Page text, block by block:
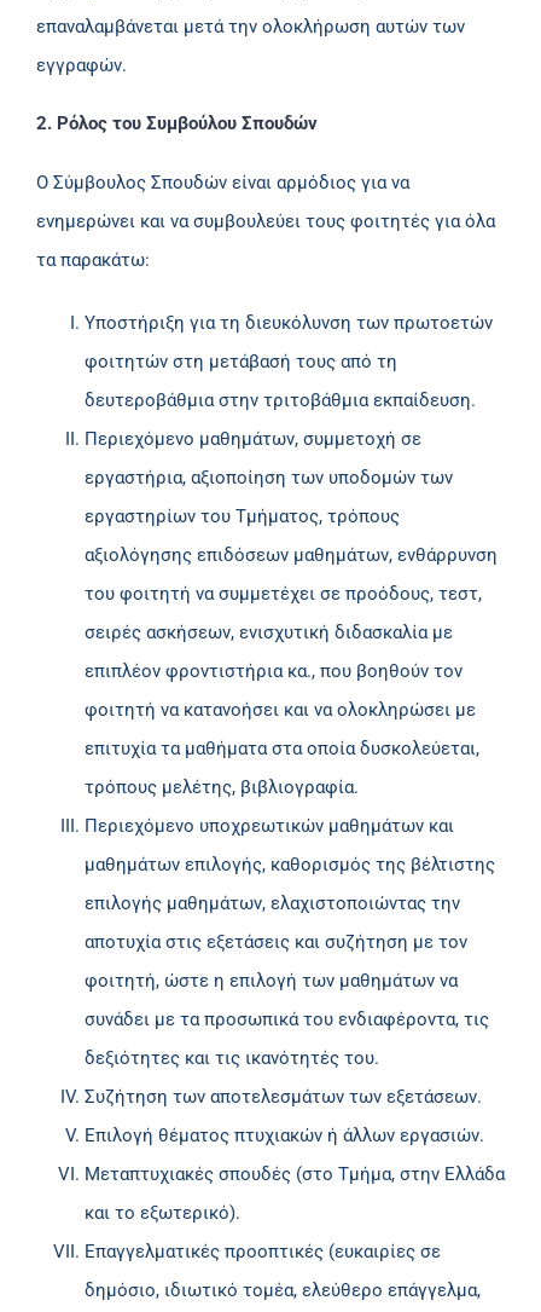
επαναλαμβάνεται μετά την ολοκλήρωση αυτών των
εγγραφών.
2. Ρόλος του Συμβούλου Σπουδών
Ο Σύμβουλος Σπουδών είναι αρμόδιος για να
ενημερώνει και να συμβουλεύει τους φοιτητές για όλα
τα παρακάτω:
Υποστήριξη για τη διευκόλυνση των πρωτοετών
φοιτητών στη μετάβασή τους από τη
δευτεροβάθμια στην τριτοβάθμια εκπαίδευση.
Περιεχόμενο μαθημάτων, συμμετοχή σε
εργαστήρια, αξιοποίηση των υποδομών των
εργαστηρίων του Τμήματος, τρόπους
αξιολόγησης επιδόσεων μαθημάτων, ενθάρρυνση
του φοιτητή να συμμετέχει σε προόδους, τεστ,
σειρές ασκήσεων, ενισχυτική διδασκαλία με
επιπλέον φροντιστήρια κα., που βοηθούν τον
φοιτητή να κατανοήσει και να ολοκληρώσει με
επιτυχία τα μαθήματα στα οποία δυσκολεύεται,
τρόπους μελέτης, βιβλιογραφία.
Περιεχόμενο υποχρεωτικών μαθημάτων και
μαθημάτων επιλογής, καθορισμός της βέλτιστης
επιλογής μαθημάτων, ελαχιστοποιώντας την
αποτυχία στις εξετάσεις και συζήτηση με τον
φοιτητή, ώστε η επιλογή των μαθημάτων να
συνάδει με τα προσωπικά του ενδιαφέροντα, τις
δεξιότητες και τις ικανότητές του.
Συζήτηση των αποτελεσμάτων των εξετάσεων.
Επιλογή θέματος πτυχιακών ή άλλων εργασιών.
Μεταπτυχιακές σπουδές (στο Τμήμα, στην Ελλάδα
και το εξωτερικό).
Επαγγελματικές προοπτικές (ευκαιρίες σε
δημόσιο, ιδιωτικό τομέα, ελεύθερο επάγγελμα,